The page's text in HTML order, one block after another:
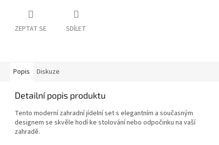
ZEPTAT SE SDÍLET
Popis Diskuze
Detailní popis produktu
Tento moderní zahradní jídelní set s elegantním a současným
designem se skvěle hodí ke stolování nebo odpočinku na vaší
zahradě.